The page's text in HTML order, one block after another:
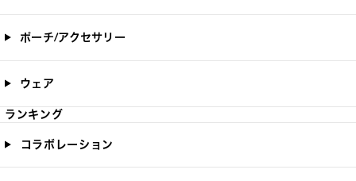
ポーチ/アクセサリー
ウェア
ランキング
コラボレーション